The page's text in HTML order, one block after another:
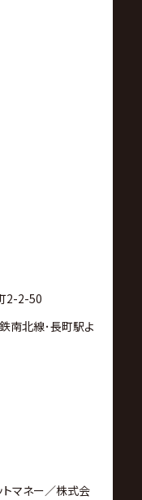
2-2-50
南北線･長町駅よ
マネー／株式会